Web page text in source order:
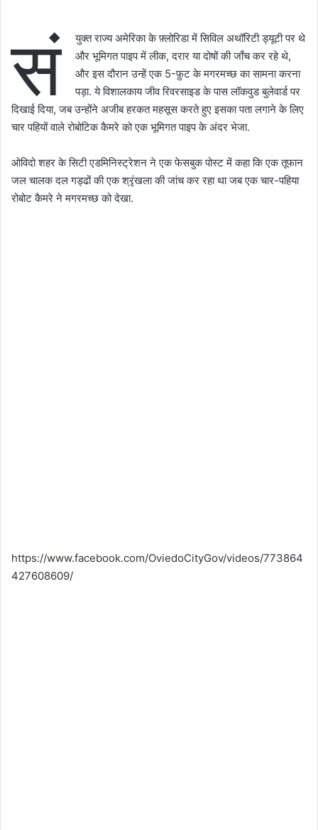
सं
युक्त राज्य अमेरिका के फ़्लोरिडा में सिविल अथॉरिटी ड्यूटी पर थे
और भूमिगत पाइप में लीक, दरार या दोषों की जाँच कर रहे थे,
और इस दौरान उन्हें एक 5-फ़ुट के मगरमच्छ का सामना करना
पड़ा. ये विशालकाय जीव रिवरसाइड के पास लॉकवुड बुलेवार्ड पर
दिखाई दिया, जब उन्होंने अजीब हरकत महसूस करते हुए इसका पता लगाने के लिए
चार पहियों वाले रोबोटिक कैमरे को एक भूमिगत पाइप के अंदर भेजा.
ओविदो शहर के सिटी एडमिनिस्ट्रेशन ने एक फेसबुक पोस्ट में कहा कि एक तूफान
जल चालक दल गड्ढों की एक श्रृंखला की जांच कर रहा था जब एक चार-पहिया
रोबोट कैमरे ने मगरमच्छ को देखा.
https://www.facebook.com/OviedoCityGov/videos/773864
427608609/